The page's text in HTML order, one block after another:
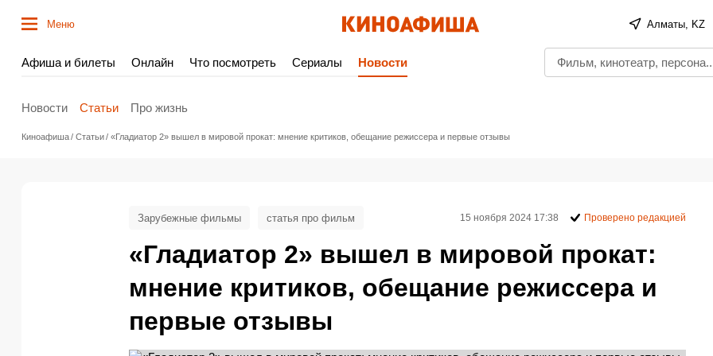
Меню Алматы, KZ
Афиша и билеты Онлайн Что посмотреть Сериалы Новости
Новости Статьи Про жизнь
Киноафиша Статьи «Гладиатор 2» вышел в мировой прокат: мнение критиков, обещание режиссера и первые отзывы
«Гладиатор 2» вышел в мировой прокат:
мнение критиков, обещание режиссера и
первые отзывы
Зарубежные фильмы статья про фильм 15 ноября 2024 17:38 Проверено редакцией